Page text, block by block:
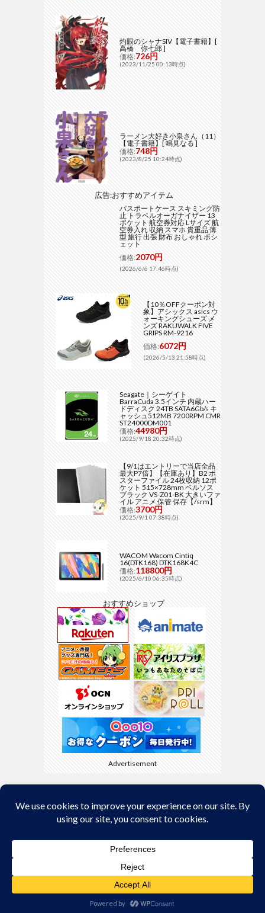
灼眼のシャナSIV【電子書籍】[
高橋 弥七郎 ]
価格:726円
(2023/11/25 00:13時点)
ラーメン大好き小泉さん（11）
【電子書籍】[ 鳴見なる ]
価格:748円
(2023/8/25 10:24時点)
広告:おすすめアイテム
パスポートケース スキミング防
止 トラベルオーガナイザー 13
ポケット 航空券対応 Lサイズ 航
空券入れ 収納 スマホ 貴重品 薄
型 旅行 出張 財布 おしゃれ ポシ
ェット
価格:2070円
(2026/6/6 17:46時点)
【10％OFFクーポン対
象】アシックス asics ウ
ォーキングシューズ メ
ンズ RAKUWALK FIVE
GRIPS RM-9216
価格:6072円
(2026/5/13 21:58時点)
Seagate｜シーゲイト
BarraCuda 3.5インチ 内蔵ハー
ドディスク 24TB SATA6Gb/s キ
ャッシュ512MB 7200RPM CMR
ST24000DM001
価格:44980円
(2025/9/18 20:32時点)
【9/1はエントリーで当店全品
最大P7倍】【在庫あり】B2 ポ
スターファイル 24枚収納 12ポ
ケット 515×728mm ベルソス
ブラック VS-Z01-BK 大きいファ
イル アニメ 保管 保存【/srm】
価格:3700円
(2025/9/1 07:38時点)
WACOM Wacom Cintiq
16(DTK168) DTK168K4C
価格:118800円
(2025/6/10 06:35時点)
おすすめショップ
Advertisement
Back to Top
© Copyright 2026kyamaBlog